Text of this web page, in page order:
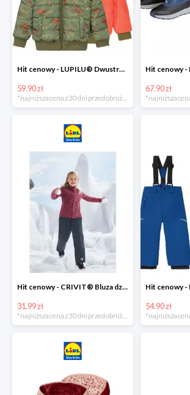
Hit cenowy - LUPILU® Dwustronna kurtka dziecięca z polarem
59.90 zł
*najniższa cena z 30 dni przed obniżką
67.90 zł
Hit cenowy - CRIVIT® Bluza dziewczęca z polaru
31.99 zł 54.90 zł